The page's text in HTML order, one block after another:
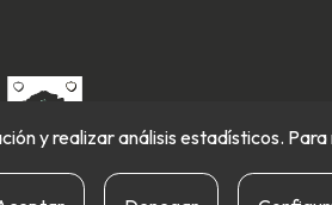
y realizar análisis estadísticos.